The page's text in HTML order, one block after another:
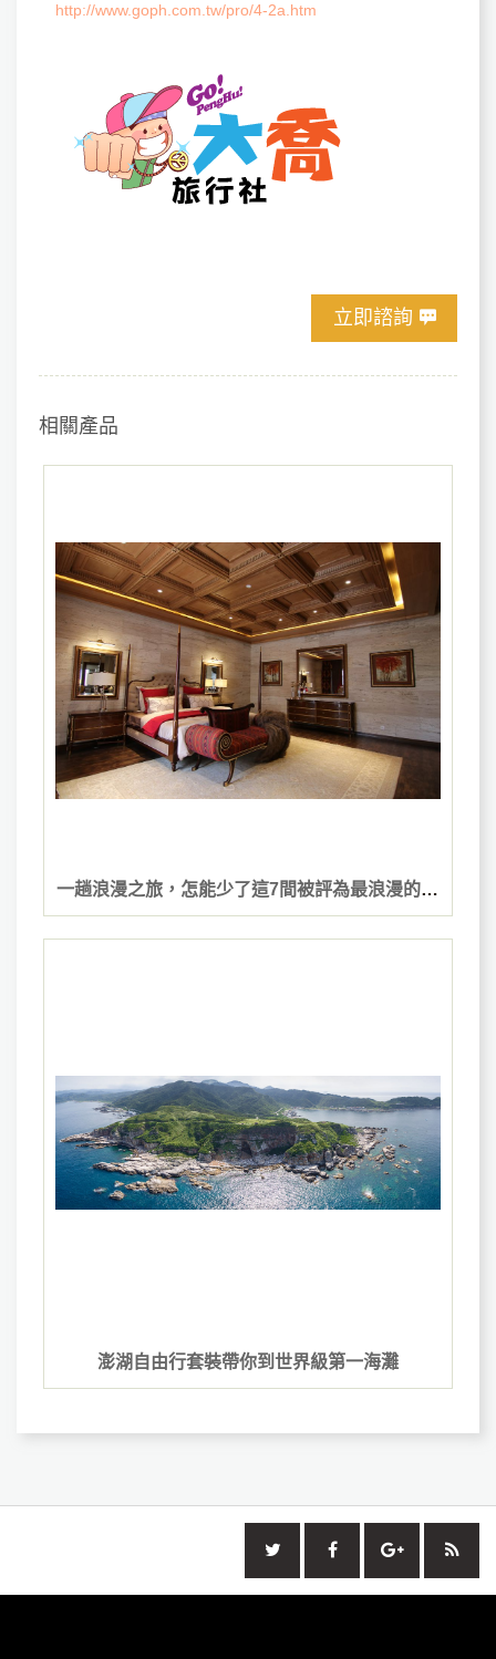
http://www.goph.com.tw/pro/4-2a.htm
立即諮詢
相關產品
一趟浪漫之旅，怎能少了這7間被評為最浪漫的高
雄民宿？
澎湖自由行套裝帶你到世界級第一海灘